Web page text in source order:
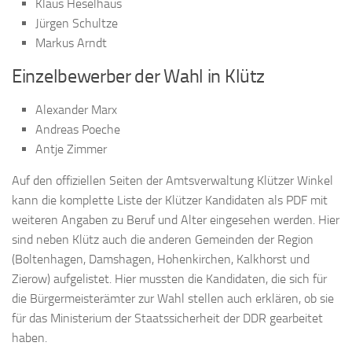
Klaus Heselhaus
Jürgen Schultze
Markus Arndt
Einzelbewerber der Wahl in Klütz
Alexander Marx
Andreas Poeche
Antje Zimmer
Auf den offiziellen Seiten der Amtsverwaltung Klützer Winkel
kann die komplette Liste der Klützer Kandidaten als PDF mit
weiteren Angaben zu Beruf und Alter eingesehen werden. Hier
sind neben Klütz auch die anderen Gemeinden der Region
(Boltenhagen, Damshagen, Hohenkirchen, Kalkhorst und
Zierow) aufgelistet. Hier mussten die Kandidaten, die sich für
die Bürgermeisterämter zur Wahl stellen auch erklären, ob sie
für das Ministerium der Staatssicherheit der DDR gearbeitet
haben.